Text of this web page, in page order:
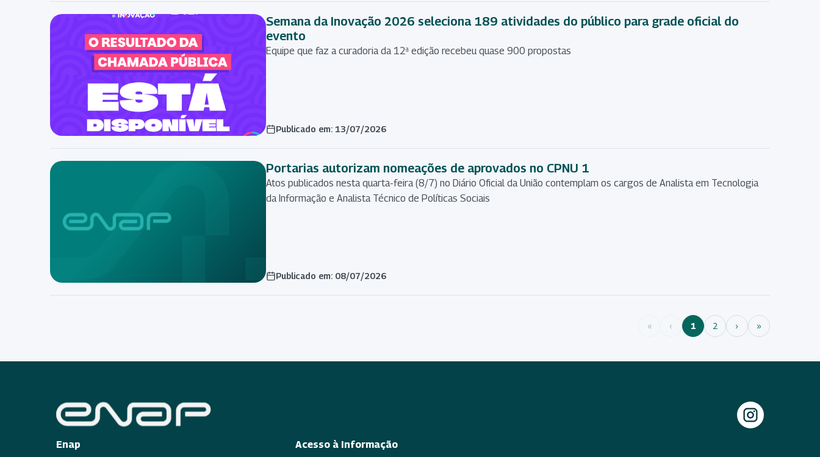
Semana da Inovação 2026 seleciona 189 atividades do público para grade oficial do
evento
Equipe que faz a curadoria da 12ª edição recebeu quase 900 propostas
Publicado em: 13/07/2026
Portarias autorizam nomeações de aprovados no CPNU 1
Atos publicados nesta quarta-feira (8/7) no Diário Oficial da União contemplam os cargos de Analista em Tecnologia
da Informação e Analista Técnico de Políticas Sociais
Publicado em: 08/07/2026
« ‹ 1 2 › »
Enap
Acesso à Informação